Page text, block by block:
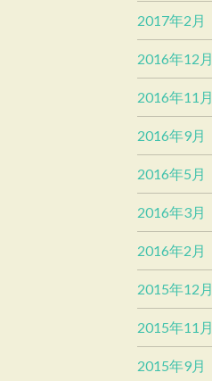
2017年2月
2016年12月
2016年11月
2016年9月
2016年5月
2016年3月
2016年2月
2015年12月
2015年11月
2015年9月